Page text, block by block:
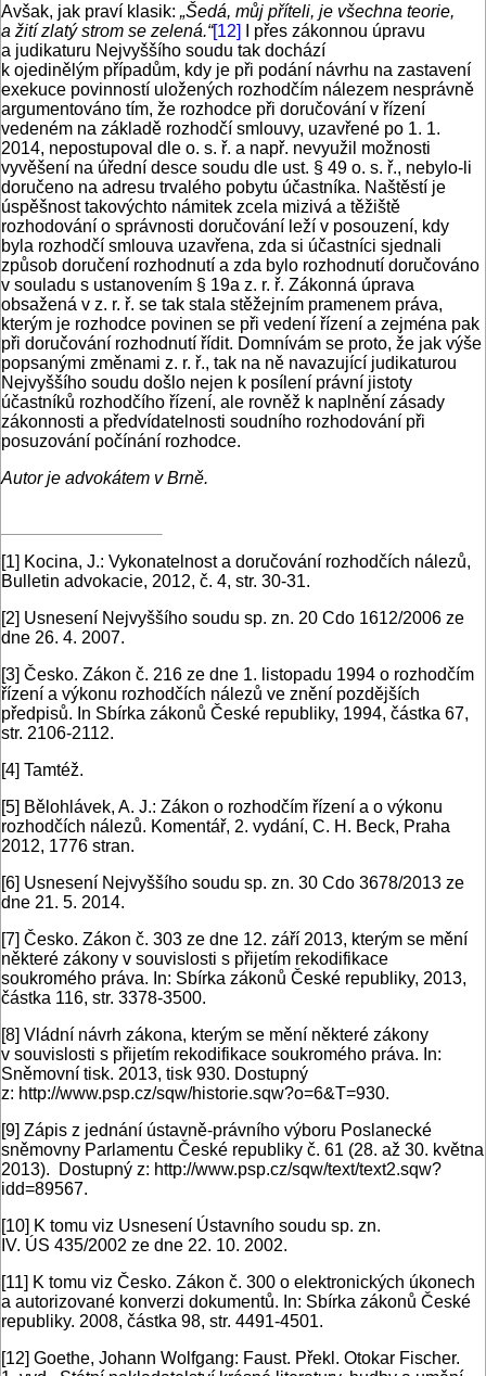
Avšak, jak praví klasik: „Šedá, můj příteli, je všechna teorie,
a žití zlatý strom se zelená.“[12]
I přes zákonnou úpravu
a judikaturu Nejvyššího soudu tak dochází
k ojedinělým případům, kdy je při podání návrhu na zastavení
exekuce povinností uložených rozhodčím nálezem nesprávně
argumentováno tím, že rozhodce při doručování v řízení
vedeném na základě rozhodčí smlouvy, uzavřené po 1. 1.
2014, nepostupoval dle o. s. ř. a např. nevyužil možnosti
vyvěšení na úřední desce soudu dle ust. § 49 o. s. ř., nebylo-li
doručeno na adresu trvalého pobytu účastníka. Naštěstí je
úspěšnost takovýchto námitek zcela mizivá a těžiště
rozhodování o správnosti doručování leží v posouzení, kdy
byla rozhodčí smlouva uzavřena, zda si účastníci sjednali
způsob doručení rozhodnutí a zda bylo rozhodnutí doručováno
v souladu s ustanovením § 19a z. r. ř. Zákonná úprava
obsažená v z. r. ř. se tak stala stěžejním pramenem práva,
kterým je rozhodce povinen se při vedení řízení a zejména pak
při doručování rozhodnutí řídit. Domnívám se proto, že jak výše
popsanými změnami z. r. ř., tak na ně navazující judikaturou
Nejvyššího soudu došlo nejen k posílení právní jistoty
účastníků rozhodčího řízení, ale rovněž k naplnění zásady
zákonnosti a předvídatelnosti soudního rozhodování při
posuzování počínání rozhodce.
Autor je advokátem v Brně.
[1] Kocina, J.: Vykonatelnost a doručování rozhodčích nálezů,
Bulletin advokacie, 2012, č. 4, str. 30-31.
[2] Usnesení Nejvyššího soudu sp. zn. 20 Cdo 1612/2006 ze
dne 26. 4. 2007.
[3] Česko. Zákon č. 216 ze dne 1. listopadu 1994 o rozhodčím
řízení a výkonu rozhodčích nálezů ve znění pozdějších
předpisů. In Sbírka zákonů České republiky, 1994, částka 67,
str. 2106-2112.
[4] Tamtéž.
[5] Bělohlávek, A. J.: Zákon o rozhodčím řízení a o výkonu
rozhodčích nálezů. Komentář, 2. vydání, C. H. Beck, Praha
2012, 1776 stran.
[6] Usnesení Nejvyššího soudu sp. zn. 30 Cdo 3678/2013 ze
dne 21. 5. 2014.
[7] Česko. Zákon č. 303 ze dne 12. září 2013, kterým se mění
některé zákony v souvislosti s přijetím rekodifikace
soukromého práva. In: Sbírka zákonů České republiky, 2013,
částka 116, str. 3378-3500.
[8] Vládní návrh zákona, kterým se mění některé zákony
v souvislosti s přijetím rekodifikace soukromého práva. In:
Sněmovní tisk. 2013, tisk 930. Dostupný
z: http://www.psp.cz/sqw/historie.sqw?o=6&T=930.
[9] Zápis z jednání ústavně-právního výboru Poslanecké
sněmovny Parlamentu České republiky č. 61 (28. až 30. května
2013). Dostupný z: http://www.psp.cz/sqw/text/text2.sqw?
idd=89567.
[10] K tomu viz Usnesení Ústavního soudu sp. zn.
IV. ÚS 435/2002 ze dne 22. 10. 2002.
[11] K tomu viz Česko. Zákon č. 300 o elektronických úkonech
a autorizované konverzi dokumentů. In: Sbírka zákonů České
republiky. 2008, částka 98, str. 4491-4501.
[12] Goethe, Johann Wolfgang: Faust. Překl. Otokar Fischer.